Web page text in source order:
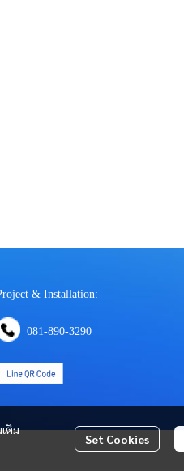
ติม
Set Cookies
& Installation:
081-890-3290